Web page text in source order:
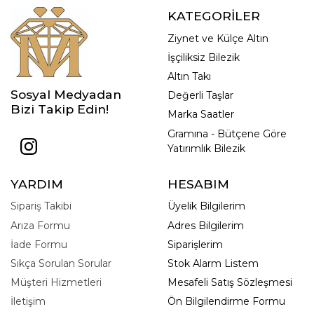
Sosyal Medyadan
Bizi Takip Edin!
KATEGORİLER
Ziynet ve Külçe Altın
İşçiliksiz Bilezik
Altın Takı
Değerli Taşlar
Marka Saatler
Gramına - Bütçene Göre
Yatırımlık Bilezik
YARDIM
Sipariş Takibi
Arıza Formu
İade Formu
Sıkça Sorulan Sorular
Müşteri Hizmetleri
İletişim
HESABIM
Üyelik Bilgilerim
Adres Bilgilerim
Siparişlerim
Stok Alarm Listem
Mesafeli Satış Sözleşmesi
Ön Bilgilendirme Formu